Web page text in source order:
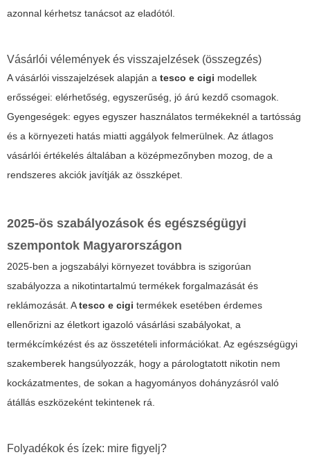
azonnal kérhetsz tanácsot az eladótól.
Vásárlói vélemények és visszajelzések (összegzés)
A vásárlói visszajelzések alapján a tesco e cigi modellek
erősségei: elérhetőség, egyszerűség, jó árú kezdő csomagok.
Gyengeségek: egyes egyszer használatos termékeknél a tartósság
és a környezeti hatás miatti aggályok felmerülnek. Az átlagos
vásárlói értékelés általában a középmezőnyben mozog, de a
rendszeres akciók javítják az összképet.
2025-ös szabályozások és egészségügyi
szempontok Magyarországon
2025-ben a jogszabályi környezet továbbra is szigorúan
szabályozza a nikotintartalmú termékek forgalmazását és
reklámozását. Atesco e cigi termékek esetében érdemes
ellenőrizni az életkort igazoló vásárlási szabályokat, a
termékcímkézést és az összetételi információkat. Az egészségügyi
szakemberek hangsúlyozzák, hogy a párologtatott nikotin nem
kockázatmentes, de sokan a hagyományos dohányzásról való
átállás eszközeként tekintenek rá.
Folyadékok és ízek: mire figyelj?